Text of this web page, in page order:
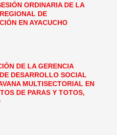
ORDINARIA DE LA
DE
EN AYACUCHO
DE LA GERENCIA
DESARROLLO SOCIAL
MULTISECTORIAL EN
DE PARAS Y TOTOS,